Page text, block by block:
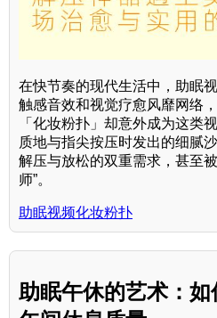
在快节奏的现代生活中，助眠
触感音效和视觉疗愈风靡网络
「化妆粉扑」却意外成为这类
质地与指尖按压时发出的细腻
解压与放松的双重需求，甚至
师”。
助眠视频化妆粉扑
助眠午休的艺术：